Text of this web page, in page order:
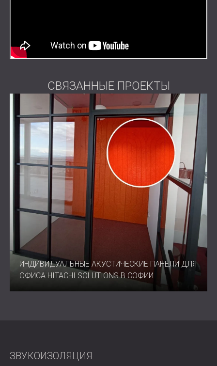
СВЯЗАННЫЕ ПРОЕКТЫ
ИНДИВИДУАЛЬНЫЕ АКУСТИЧЕСКИЕ ПАНЕЛИ ДЛЯ
ОФИСА HITACHI SOLUTIONS В СОФИИ
ЗВУКОИЗОЛЯЦИЯ